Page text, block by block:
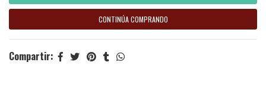
CONTINÚA COMPRANDO
Compartir: